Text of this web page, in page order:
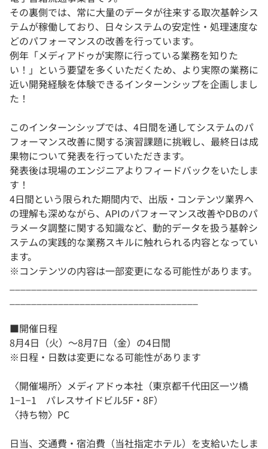
その裏側では、常に大量のデータが往来する取次基幹シス
テムが稼働しており、日々システムの安定性・処理速度な
どのパフォーマンスの改善を行っています。
例年「メディアドゥが実際に行っている業務を知りた
い！」という要望を多くいただくため、より実際の業務に
近い開発経験を体験できるインターンシップを企画しまし
た！
このインターンシップでは、4日間を通してシステムのパ
フォーマンス改善に関する演習課題に挑戦し、最終日は成
果物について発表を行っていただきます。
発表後は現場のエンジニアよりフィードバックをいたしま
す！
4日間という限られた期間内で、出版・コンテンツ業界へ
の理解も深めながら、APIのパフォーマンス改善やDBのパ
ラメータ調整に関する知識など、動的データを扱う基幹シ
ステムの実践的な業務スキルに触れられる内容となってい
ます。
※コンテンツの内容は一部変更になる可能性があります。
■開催日程
8月4日（火）〜8月7日（金）の4日間
※日程・日数は変更になる可能性があります
〈開催場所〉メディアドゥ本社（東京都千代田区一ツ橋
1−1−1 パレスサイドビル5F・8F）
〈持ち物〉PC
日当、交通費・宿泊費（当社指定ホテル）を支給いたしま